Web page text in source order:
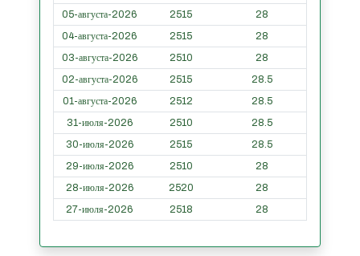
05-августа-2026
2515
28
04-августа-2026
2515
28
03-августа-2026
2510
28
02-августа-2026
2515
28.5
01-августа-2026
2512
28.5
31-июля-2026
2510
28.5
30-июля-2026
2515
28.5
29-июля-2026
2510
28
28-июля-2026
2520
28
27-июля-2026
2518 28